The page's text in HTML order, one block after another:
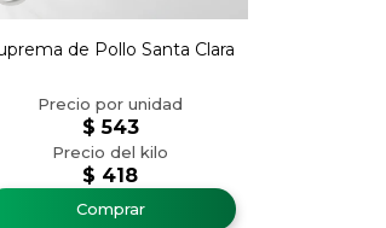
de Pollo Santa Clara
$ 418
$ 543